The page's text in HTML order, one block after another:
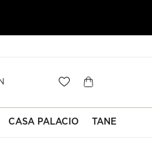
CASA PALACIO TANE